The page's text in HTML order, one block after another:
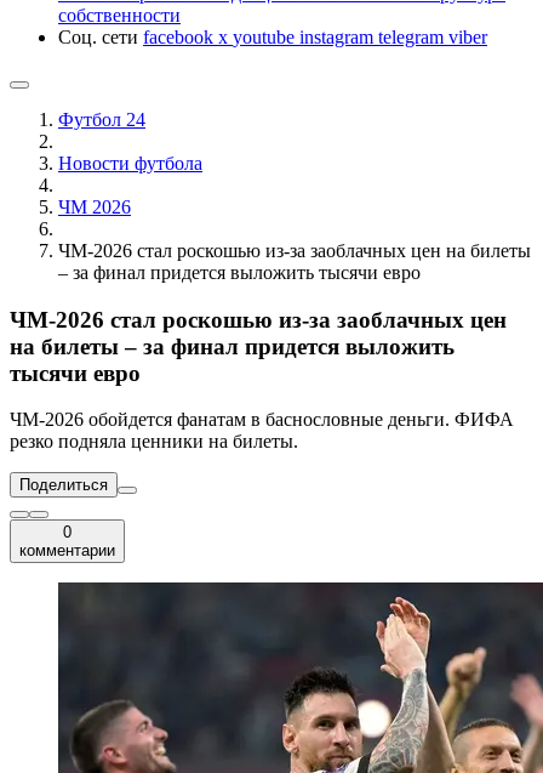
собственности
Соц. сети facebook x youtube instagram telegram viber
Футбол 24
Новости футбола
ЧМ 2026
ЧМ-2026 стал роскошью из-за заоблачных цен на билеты
– за финал придется выложить тысячи евро
ЧМ-2026 стал роскошью из-за заоблачных цен
на билеты – за финал придется выложить
тысячи евро
ЧМ-2026 обойдется фанатам в баснословные деньги. ФИФА
резко подняла ценники на билеты.
Поделиться
0
комментарии